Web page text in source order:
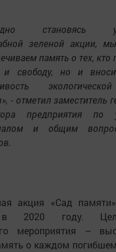
становясь
зеленой акции,
память о тех,
и свободу, но и
- отметил заместитель
предприятия по
и общим
акция «Сад
в 2020 году.
мероприятия –
о каждом